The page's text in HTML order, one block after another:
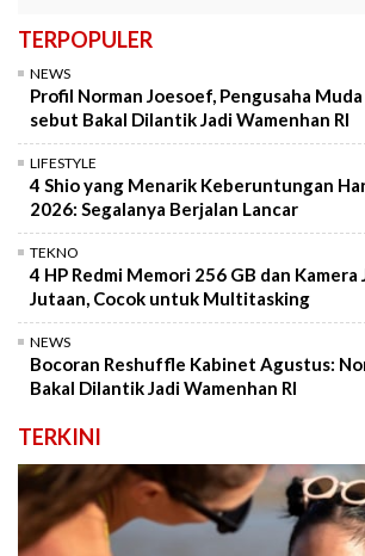
TERPOPULER
NEWS
Profil Norman Joesoef, Pengusaha
sebut Bakal Dilantik Jadi Wamenhan RI
LIFESTYLE
4 Shio yang Menarik Keberuntungan
2026: Segalanya Berjalan Lancar
TEKNO
4 HP Redmi Memori 256 GB dan Kamera
Jutaan, Cocok untuk Multitasking
NEWS
Bocoran Reshuffle Kabinet Agustus:
Bakal Dilantik Jadi Wamenhan RI
TERKINI